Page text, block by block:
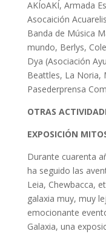
AKÍoAKÍ, Armada
Asocaición
Banda de Música
mundo, Berlys,
Dya (Asociación
Beattles, La Noria,
Pasederprensa
OTRAS
EXPOSICIÓN
Durante cuarenta
ha seguido las
Leia, Chewbacca,
galaxia muy, muy
emocionante
Galaxia, una